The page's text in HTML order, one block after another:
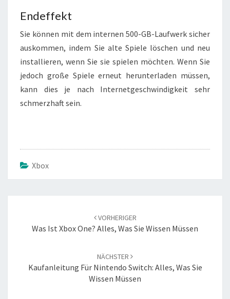
Endeffekt
Sie können mit dem internen 500-GB-Laufwerk sicher
auskommen, indem Sie alte Spiele löschen und neu
installieren, wenn Sie sie spielen möchten. Wenn Sie
jedoch große Spiele erneut herunterladen müssen,
kann dies je nach Internetgeschwindigkeit sehr
schmerzhaft sein.
Xbox
VORHERIGER
Was Ist Xbox One? Alles, Was Sie Wissen Müssen
NÄCHSTER
Kaufanleitung Für Nintendo Switch: Alles, Was Sie
Wissen Müssen